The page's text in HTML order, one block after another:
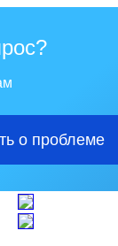
о проблеме